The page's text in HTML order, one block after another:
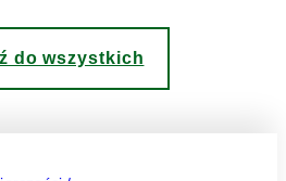
do wszystkich